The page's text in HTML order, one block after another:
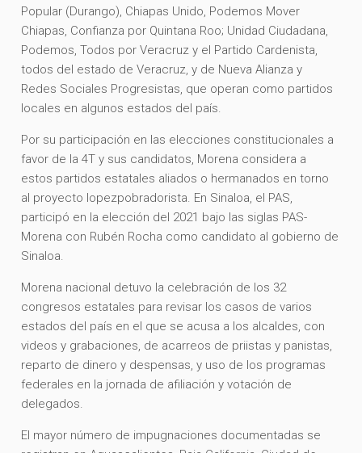
Popular (Durango), Chiapas Unido, Podemos Mover
Chiapas, Confianza por Quintana Roo; Unidad Ciudadana,
Podemos, Todos por Veracruz y el Partido Cardenista,
todos del estado de Veracruz, y de Nueva Alianza y
Redes Sociales Progresistas, que operan como partidos
locales en algunos estados del país.
Por su participación en las elecciones constitucionales a
favor de la 4T y sus candidatos, Morena considera a
estos partidos estatales aliados o hermanados en torno
al proyecto lopezpobradorista. En Sinaloa, el PAS,
participó en la elección del 2021 bajo las siglas PAS-
Morena con Rubén Rocha como candidato al gobierno de
Sinaloa.
Morena nacional detuvo la celebración de los 32
congresos estatales para revisar los casos de varios
estados del país en el que se acusa a los alcaldes, con
videos y grabaciones, de acarreos de priistas y panistas,
reparto de dinero y despensas, y uso de los programas
federales en la jornada de afiliación y votación de
delegados.
El mayor número de impugnaciones documentadas se